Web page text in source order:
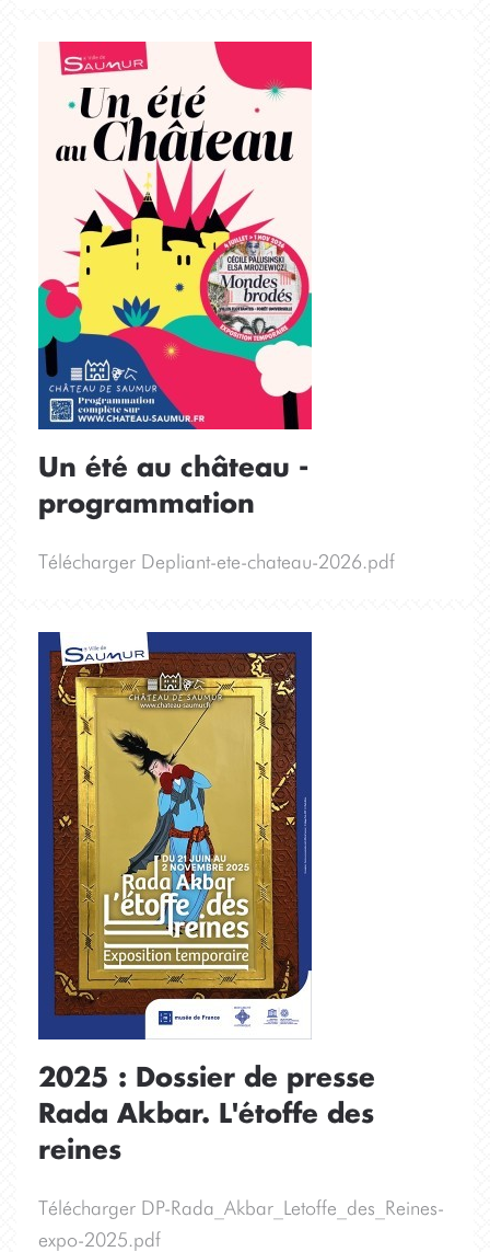
Un été au château -
programmation
Télécharger Depliant-ete-chateau-2026.pdf
2025 : Dossier de presse
Rada Akbar. L'étoffe des
reines
Télécharger DP-Rada_Akbar_Letoffe_des_Reines-
expo-2025.pdf